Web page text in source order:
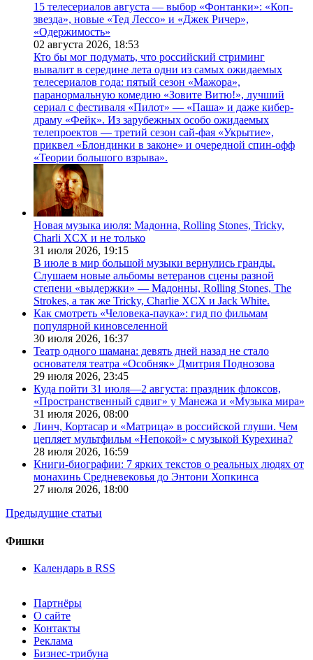
15 телесериалов августа — выбор «Фонтанки»: «Коп-
звезда», новые «Тед Лессо» и «Джек Ричер»,
«Одержимость»
02 августа 2026, 18:53
Кто бы мог подумать, что российский стриминг
вывалит в середине лета одни из самых ожидаемых
телесериалов года: пятый сезон «Мажора»,
паранормальную комедию «Зовите Витю!», лучший
сериал с фестиваля «Пилот» — «Паша» и даже кибер-
драму «Фейк». Из зарубежных особо ожидаемых
телепроектов — третий сезон сай-фая «Укрытие»,
приквел «Блондинки в законе» и очередной спин-офф
«Теории большого взрыва».
Новая музыка июля: Мадонна, Rolling Stones, Tricky,
Charli XCX и не только
31 июля 2026, 19:15
В июле в мир большой музыки вернулись гранды.
Слушаем новые альбомы ветеранов сцены разной
степени «выдержки» — Мадонны, Rolling Stones, The
Strokes, а так же Tricky, Charlie XCX и Jack White.
Как смотреть «Человека-паука»: гид по фильмам
популярной киновселенной
30 июля 2026, 16:37
Театр одного шамана: девять дней назад не стало
основателя театра «Особняк» Дмитрия Поднозова
29 июля 2026, 23:45
Куда пойти 31 июля—2 августа: праздник флоксов,
«Пространственный сдвиг» у Манежа и «Музыка мира»
31 июля 2026, 08:00
Линч, Кортасар и «Матрица» в российской глуши. Чем
цепляет мультфильм «Непокой» с музыкой Курехина?
28 июля 2026, 16:59
Книги-биографии: 7 ярких текстов о реальных людях от
монахинь Средневековья до Энтони Хопкинса
27 июля 2026, 18:00
Предыдущие статьи
Фишки
Календарь в RSS
Партнёры
О сайте
Контакты
Реклама
Бизнес-трибуна